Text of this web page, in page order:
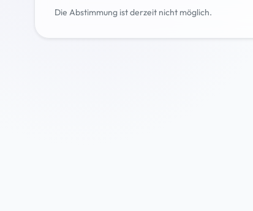
Die Abstimmung ist derzeit nicht möglich.